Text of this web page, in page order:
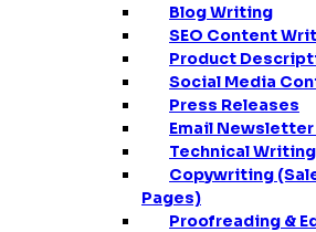
Blog Writing
SEO Content
Product
Social Media
Press Releases
Email
Technical Writing
Copywriting
Pages)
Proofreading &